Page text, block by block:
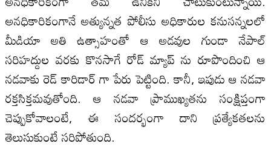
అనధికారికంగానే అత్యున్నత పోలీసు అధికారుల కనుసన్నలలో
మీడియా అతి ఉత్సాహంతో ఆ అడవుల గుండా నేపాల్
సరిహద్దుల వరకు కొనసాగే రోడ్ మ్యాప్ ను రూపొందించి ఆ
నడవాకు రెడ్ కారిడార్ గా పేరు పెట్టింది. కానీ, ఇపుడు ఆ నడవా
రక్తసిక్తమవుతోంది. ఆ నడవా ప్రాముఖ్యతను సంక్షిప్తంగా
చెప్పుకోవాలంటే, ఈ సందర్భంగా దాని ప్రత్యేకతలను
తెలుసుకుంటే సరిపోతుంది.